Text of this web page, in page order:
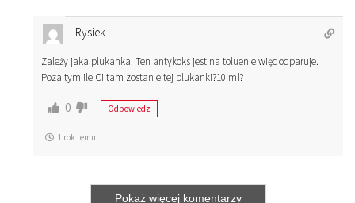
Rysiek
Zależy jaka plukanka. Ten antykoks jest na toluenie więc odparuje.
Poza tym ile Ci tam zostanie tej plukanki?10 ml?
0 Odpowiedz
1 rok temu
Pokaż więcej komentarzy